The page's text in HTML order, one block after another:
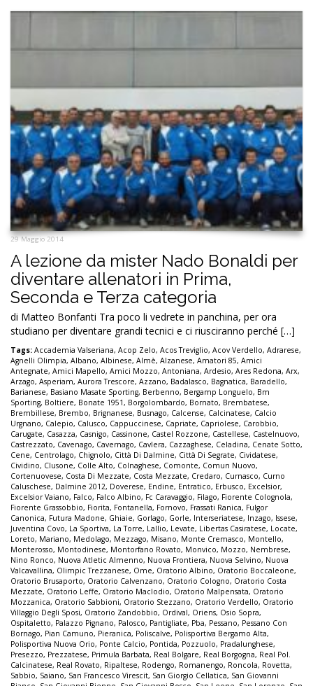
29 Maggio 2014
A lezione da mister Nado Bonaldi per
diventare allenatori in Prima,
Seconda e Terza categoria
di Matteo Bonfanti Tra poco li vedrete in panchina, per ora
studiano per diventare grandi tecnici e ci riusciranno perché […]
Tags: Accademia Valseriana, Acop Zelo, Acos Treviglio, Acov Verdello, Adrarese,
Agnelli Olimpia, Albano, Albinese, Almè, Alzanese, Amatori 85, Amici
Antegnate, Amici Mapello, Amici Mozzo, Antoniana, Ardesio, Ares Redona, Arx,
Arzago, Asperiam, Aurora Trescore, Azzano, Badalasco, Bagnatica, Baradello,
Barianese, Basiano Masate Sporting, Berbenno, Bergamp Longuelo, Bm
Sporting, Boltiere, Bonate 1951, Borgolombardo, Bornato, Brembatese,
Brembillese, Brembo, Brignanese, Busnago, Calcense, Calcinatese, Calcio
Urgnano, Calepio, Calusco, Cappuccinese, Capriate, Capriolese, Carobbio,
Carugate, Casazza, Casnigo, Cassinone, Castel Rozzone, Castellese, Castelnuovo,
Castrezzato, Cavenago, Cavernago, Cavlera, Cazzaghese, Celadina, Cenate Sotto,
Cene, Centrolago, Chignolo, Città Di Dalmine, Città Di Segrate, Cividatese,
Cividino, Clusone, Colle Alto, Colnaghese, Comonte, Comun Nuovo,
Cortenuovese, Costa Di Mezzate, Costa Mezzate, Credaro, Curnasco, Curno
Caluschese, Dalmine 2012, Doverese, Endine, Entratico, Erbusco, Excelsior,
Excelsior Vaiano, Falco, Falco Albino, Fc Caravaggio, Filago, Fiorente Colognola,
Fiorente Grassobbio, Fiorita, Fontanella, Fornovo, Frassati Ranica, Fulgor
Canonica, Futura Madone, Ghiaie, Gorlago, Gorle, Interseriatese, Inzago, Issese,
Juventina Covo, La Sportiva, La Torre, Lallio, Levate, Libertas Casiratese, Locate,
Loreto, Mariano, Medolago, Mezzago, Misano, Monte Cremasco, Montello,
Monterosso, Montodinese, Montorfano Rovato, Monvico, Mozzo, Nembrese,
Nino Ronco, Nuova Atletic Almenno, Nuova Frontiera, Nuova Selvino, Nuova
Valcavallina, Olimpic Trezzanese, Ome, Oratorio Albino, Oratorio Boccaleone,
Oratorio Brusaporto, Oratorio Calvenzano, Oratorio Cologno, Oratorio Costa
Mezzate, Oratorio Leffe, Oratorio Maclodio, Oratorio Malpensata, Oratorio
Mozzanica, Oratorio Sabbioni, Oratorio Stezzano, Oratorio Verdello, Oratorio
Villaggio Degli Sposi, Oratorio Zandobbio, Ordival, Oriens, Osio Sopra,
Ospitaletto, Palazzo Pignano, Palosco, Pantigliate, Pba, Pessano, Pessano Con
Bornago, Pian Camuno, Pieranica, Poliscalve, Polisportiva Bergamo Alta,
Polisportiva Nuova Orio, Ponte Calcio, Pontida, Pozzuolo, Pradalunghese,
Presezzo, Prezzatese, Primula Barbata, Real Bolgare, Real Borgogna, Real Pol.
Calcinatese, Real Rovato, Ripaltese, Rodengo, Romanengo, Roncola, Rovetta,
Sabbio, Saiano, San Francesco Virescit, San Giorgio Cellatica, San Giovanni